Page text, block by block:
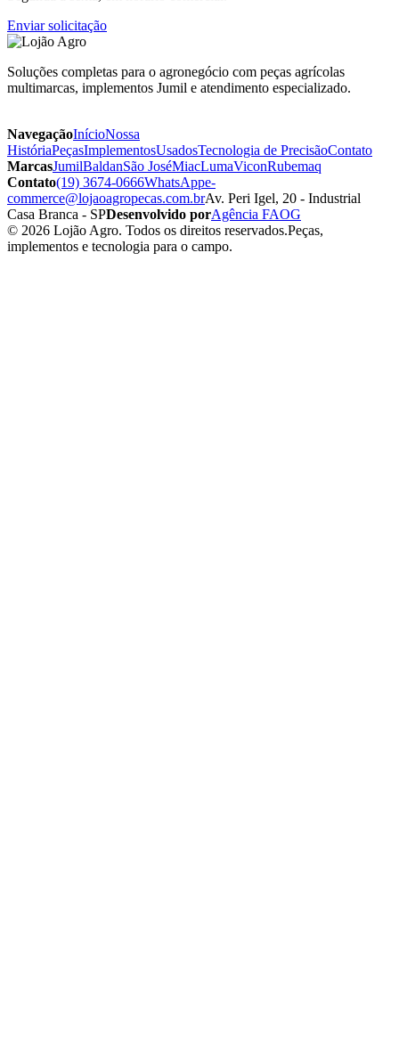
Enviar solicitação
Soluções completas para o agronegócio com peças agrícolas
multimarcas, implementos Jumil e atendimento especializado.
NavegaçãoInícioNossa
HistóriaPeçasImplementosUsadosTecnologia de PrecisãoContato
MarcasJumilBaldanSão JoséMiacLumaViconRubemaq
Contato(19) 3674-0666WhatsAppe-
commerce@lojaoagropecas.com.brAv. Peri Igel, 20 - Industrial
Casa Branca - SPDesenvolvido porAgência FAOG
© 2026 Lojão Agro. Todos os direitos reservados.Peças,
implementos e tecnologia para o campo.